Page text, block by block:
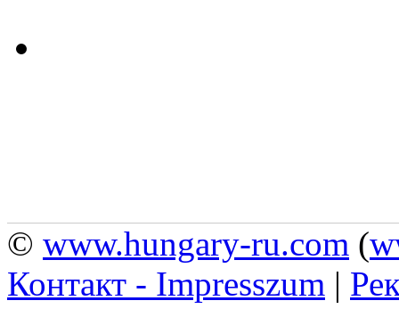
© www.hungary-ru.com (
Контакт - Impresszum |